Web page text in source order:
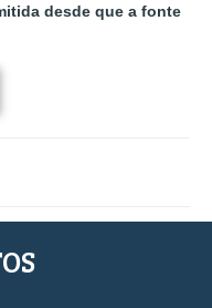
desde que a fonte